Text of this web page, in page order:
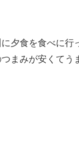
夕食を食べに行
まみが安くてう